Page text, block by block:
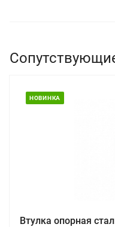
НОВИНКА
Втулка опорная